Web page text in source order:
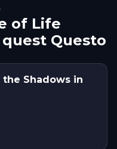
of Life
Questo
Shadows in